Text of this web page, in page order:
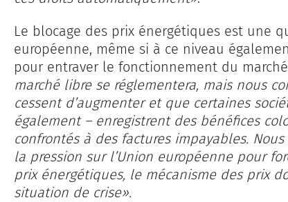
Le blocage des prix énergétiques est une
européenne, même si à ce niveau
pour entraver le fonctionnement du
marché libre se réglementera, mais nous
cessent d’augmenter et que certaines
également – enregistrent des bénéfices
confrontés à des factures impayables.
la pression sur l’Union européenne pour
prix énergétiques, le mécanisme des prix
situation de crise».